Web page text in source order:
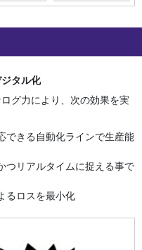
タル化
グ力により、次の効果を実
できる自動化ラインで生産能
リアルタイムに捉える事で
るロスを最小化